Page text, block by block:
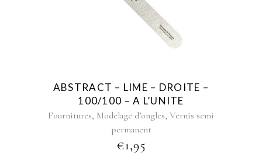
ABSTRACT – LIME – DROITE –
100/100 – A L’UNITE
Fournitures, Modelage d’ongles, Vernis semi
permanent
€1,95